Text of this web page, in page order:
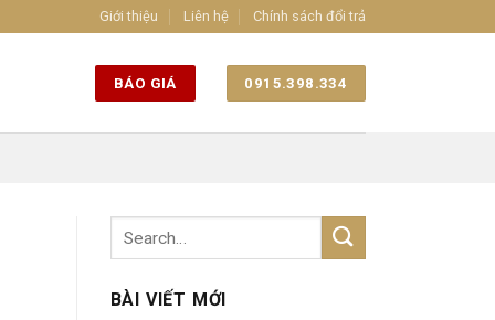
Giới thiệu Liên hệ Chính sách đổi trả
BÁO GIÁ 0915.398.334
BÀI VIẾT MỚI